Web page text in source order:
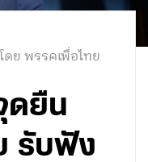
โดย พรรคเพื่อไทย
ดยืน
รับฟัง